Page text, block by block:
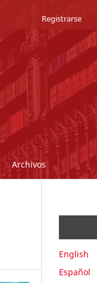
Archivos
Registrarse
English
Español